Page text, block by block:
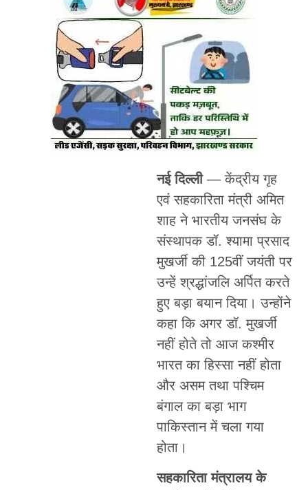
नई दिल्ली— केंद्रीय गृह
एवं सहकारिता मंत्री अमित
शाह ने भारतीय जनसंघ के
संस्थापक डॉ. श्यामा प्रसाद
मुखर्जी की 125वीं जयंती पर
उन्हें श्रद्धांजलि अर्पित करते
हुए बड़ा बयान दिया। उन्होंने
कहा कि अगर डॉ. मुखर्जी
नहीं होते तो आज कश्मीर
भारत का हिस्सा नहीं होता
और असम तथा पश्चिम
बंगाल का बड़ा भाग
पाकिस्तान में चला गया
होता।
सहकारिता मंत्रालय के